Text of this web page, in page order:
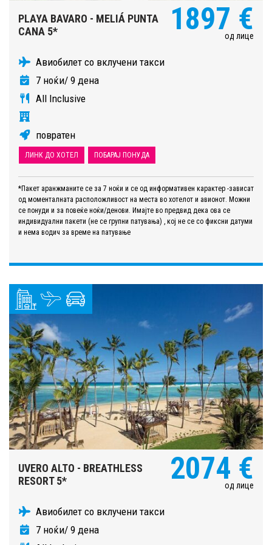
PLAYA BAVARO - MELIÁ PUNTA
CANA 5*
1897 €
од лице
Авиобилет со вклучени такси
7 ноќи/ 9 дена
All Inclusive
повратен
ЛИНК ДО ХОТЕЛ ПОБАРАЈ ПОНУДА
*Пакет аранжманите се за 7 ноќи и се од информативен карактер -зависат
од моменталната расположливост на места во хотелот и авионот. Можни
се понуди и за повеќе ноќи/денови. Имајте во предвид дека ова се
индивидуални пакети (не се групни патувања) , кој не се со фиксни датуми
и нема водич за време на патување
UVERO ALTO - BREATHLESS
RESORT 5*
2074 €
од лице
Авиобилет со вклучени такси
7 ноќи/ 9 дена